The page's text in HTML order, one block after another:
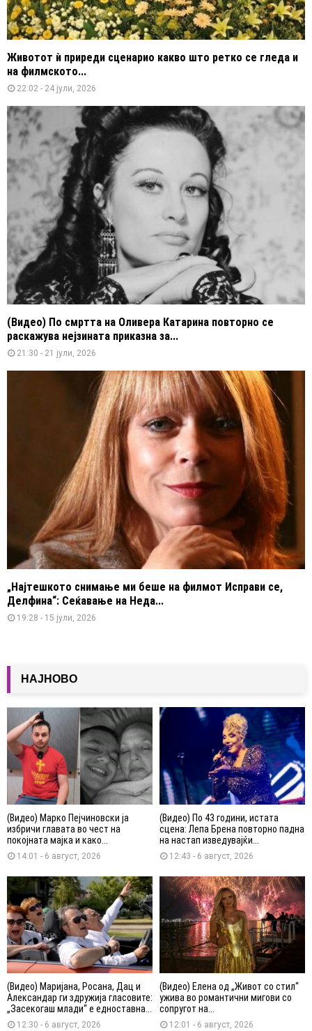
Животот ѝ приреди сценарио какво што ретко се гледа и
на филмското...
22:02 - 24 јули, 2026
(Видео) По смртта на Оливера Катарина повторно се
раскажува нејзината приказна за...
21:30 - 21 јули, 2026
„Најтешкото снимање ми беше на филмот Исправи се,
Делфина“: Сеќавање на Неда...
19:28 - 15 јули, 2026
НАЈНОВО
(Видео) Марко Пејчиновски ја
избричи главата во чест на
покојната мајка и како...
14:01 - 6 август, 2026
(Видео) По 43 години, истата
сцена: Лепа Брена повторно падна
на настап изведувајќи...
12:43 - 6 август, 2026
(Видео) Маријана, Росана, Дац и
Александар ги здружија гласовите:
„Засекогаш млади“ е едноставна...
12:30 - 6 август, 2026
(Видео) Елена од „Живот со стил“
ужива во романтични мигови со
сопругот на...
12:01 - 6 август, 2026